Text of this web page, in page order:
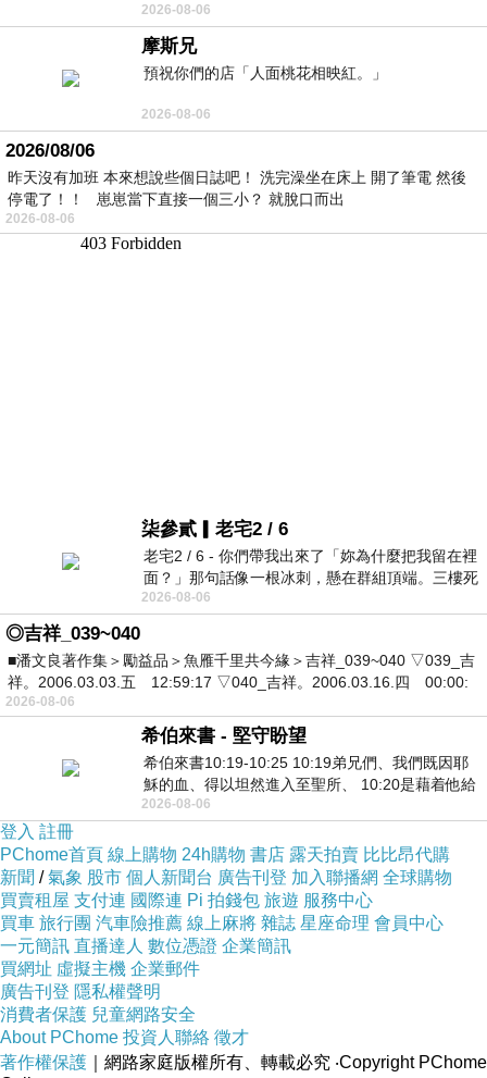
去的 B12 彌可保並非沒有吸收而是超
2026-08-06
摩斯兄
預祝你們的店「人面桃花相映紅。」
2026-08-06
2026/08/06
昨天沒有加班 本來想說些個日誌吧！ 洗完澡坐在床上 開了筆電 然後
停電了！！ 崽崽當下直接一個三小？ 就脫口而出
2026-08-06
柒參貳▎老宅2 / 6
老宅2 / 6 - 你們帶我出來了「妳為什麼把我留在裡
面？」那句話像一根冰刺，懸在群組頂端。三樓死
死盯著照片裡的人。那個人確實站在
2026-08-06
◎吉祥_039~040
■潘文良著作集＞勵益品＞魚雁千里共今緣＞吉祥_039~040 ▽039_吉
祥。2006.03.03.五 12:59:17 ▽040_吉祥。2006.03.16.四 00:00:
2026-08-06
希伯來書 - 堅守盼望
希伯來書10:19-10:25 10:19弟兄們、我們既因耶
穌的血、得以坦然進入至聖所、 10:20是藉着他給
我們開了一條又新又活的路從幔子經過
2026-08-06
登入 註冊
PChome首頁 線上購物 24h購物 書店 露天拍賣 比比昂代購
新聞 /氣象 股市 個人新聞台 廣告刊登 加入聯播網 全球購物
買賣租屋 支付連 國際連 Pi 拍錢包 旅遊 服務中心
買車 旅行團 汽車險推薦 線上麻將 雜誌 星座命理 會員中心
一元簡訊 直播達人 數位憑證 企業簡訊
買網址 虛擬主機 企業郵件
廣告刊登 隱私權聲明
消費者保護 兒童網路安全
About PChome 投資人聯絡 徵才
著作權保護 ｜網路家庭版權所有、轉載必究 ‧Copyright PChome